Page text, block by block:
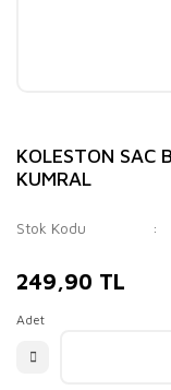
KOLESTON SAC
KUMRAL
Stok Kodu
249,90 TL
Adet